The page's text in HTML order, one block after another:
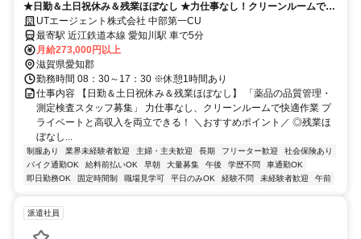
★日勤＆土日祝休み＆残業ほぼなし ★力仕事なし！クリーンルームで快
適作業 ★イチから丁寧な研修あり
UTエージェント株式会社 中部第一CU
最寄駅 近江鉄道本線 愛知川駅 車で5分
月給273,000円以上
滋賀県愛知郡
勤務時間 08：30～17：30 ※休憩1時間あり
仕事内容 【日勤＆土日祝休み＆残業ほぼなし】 「薬品の品質管理・
測定検査スタッフ募集」 力仕事なし、クリーンルームで快適作業 プ
ライベートと高収入を両立できる！ ＼おすすめポイント／ ◎残業ほ
ぼなし...
制服あり 業界未経験者歓迎 主婦・主夫歓迎 長期 フリーター歓迎
社会保険あり
バイク通勤OK
給料前払いOK 早朝 大量募集 午後 学歴不問
車通勤OK
即日勤務OK
固定時間制 職場見学可 平日のみOK 経験不問 未経験者歓迎 午前
派遣社員